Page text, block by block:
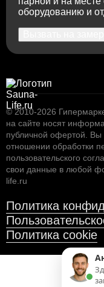
оборудованию и
© 2010-2026
на сайте носят
публичной офертой. Вы
отношении обработки
пользовательского
свои данные в любой
life.ru
Политика
Политика cookie